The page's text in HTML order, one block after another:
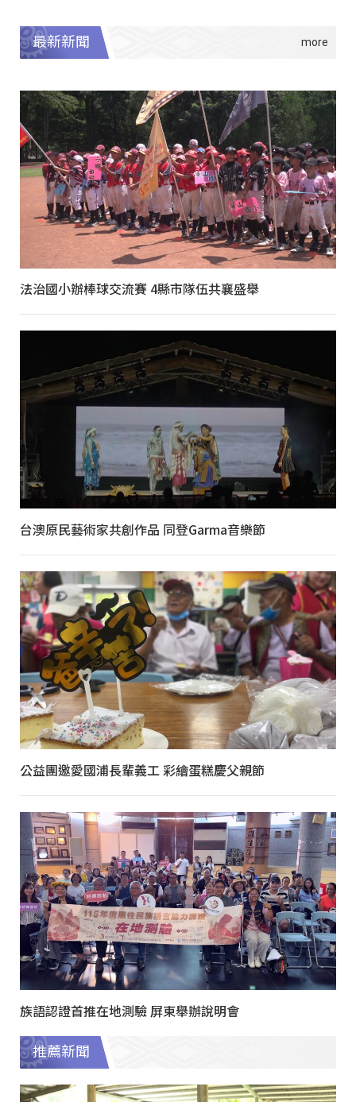
最新新聞
法治國小辦棒球交流賽 4縣市隊伍共襄盛舉
台澳原民藝術家共創作品 同登Garma音樂節
公益團邀愛國浦長輩義工 彩繪蛋糕慶父親節
族語認證首推在地測驗 屏東舉辦說明會
推薦新聞